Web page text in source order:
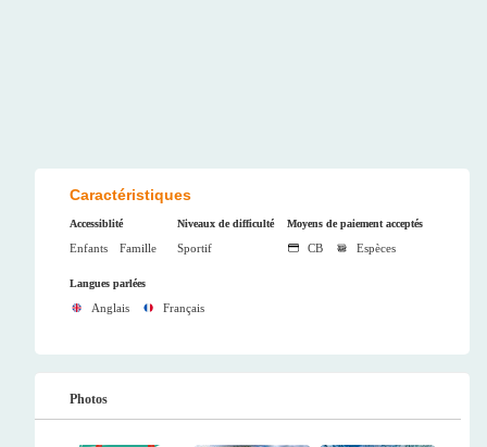
Caractéristiques
Accessiblité
Enfants Famille
Niveaux de difficulté
Sportif
Moyens de paiement acceptés
CB Espèces
Langues parlées
Anglais Français
Photos